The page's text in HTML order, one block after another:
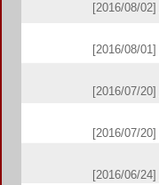
[2016/08/02]
[2016/08/01]
[2016/07/20]
[2016/07/20]
[2016/06/24]